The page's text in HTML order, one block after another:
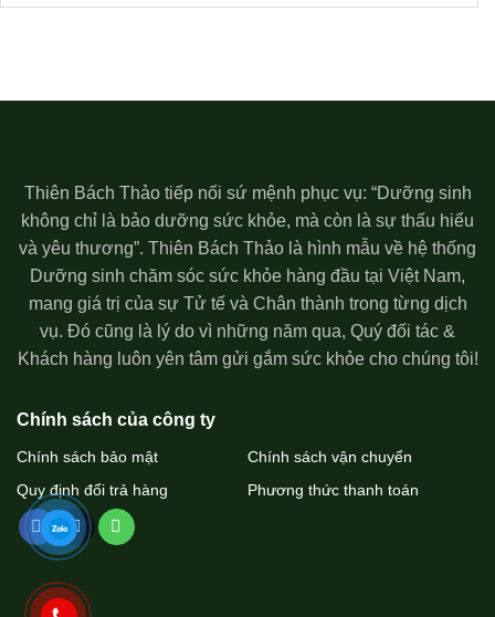
Thiên Bách Thảo tiếp nối sứ mệnh phục vụ: “Dưỡng sinh
không chỉ là bảo dưỡng sức khỏe, mà còn là sự thấu hiểu
và yêu thương”. Thiên Bách Thảo là hình mẫu về hệ thống
Dưỡng sinh chăm sóc sức khỏe hàng đầu tại Việt Nam,
mang giá trị của sự Tử tế và Chân thành trong từng dịch
vụ. Đó cũng là lý do vì những năm qua, Quý đối tác &
Khách hàng luôn yên tâm gửi gắm sức khỏe cho chúng tôi!
Chính sách của công ty
Chính sách bảo mật
Chính sách vận chuyển
Quy định đổi trả hàng
Phương thức thanh toán